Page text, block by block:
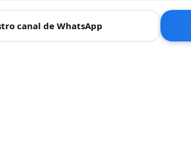
canal de WhatsApp